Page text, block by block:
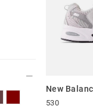
New
530